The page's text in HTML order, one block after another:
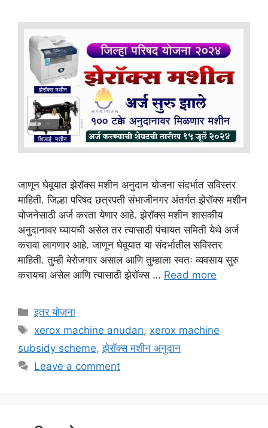
जाणून घेवूयात झेरॉक्स मशीन अनुदान योजना संदर्भात सविस्तर
माहिती. जिल्हा परिषद छत्रपती संभाजीनगर अंतर्गत झेरॉक्स मशीन
योजनेसाठी अर्ज करता येणार आहे. झेरॉक्स मशीन शासकीय
अनुदानावर घ्यायची असेल तर त्यासाठी पंचायत समिती येथे अर्ज
करावा लागणार आहे. जाणून घेवूयात या संदर्भातील सविस्तर
माहिती. तुम्ही बेरोजगार असाल आणि तुम्हाला स्वतः व्यवसाय सुरु
करायचा असेल आणि त्यासाठी झेरॉक्स … Read more
Categories
इतर योजना
Tags
xerox machine anudan, xerox machine
subsidy scheme,झेरॉक्स मशीन अनुदान
Leave a comment